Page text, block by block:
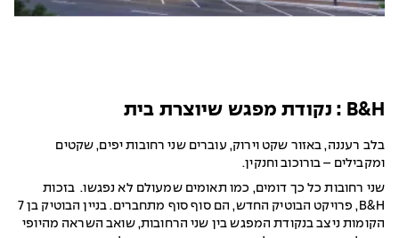
B&H : נקודת מפגש שיוצרת בית
בלב רעננה, באזור שקט וירוק, עוברים שני רחובות יפים, שקטים
ומקבילים – בורוכוב וחנקין.
שני רחובות כל כך דומים, כמו תאומים שמעולם לא נפגשו. בזכות
B&H, פרויקט הבוטיק החדש, הם סוף סוף מתחברים. בניין הבוטיק בן 7
הקומות ניצב בנקודת המפגש בין שני הרחובות, שואב השראה מהיופי